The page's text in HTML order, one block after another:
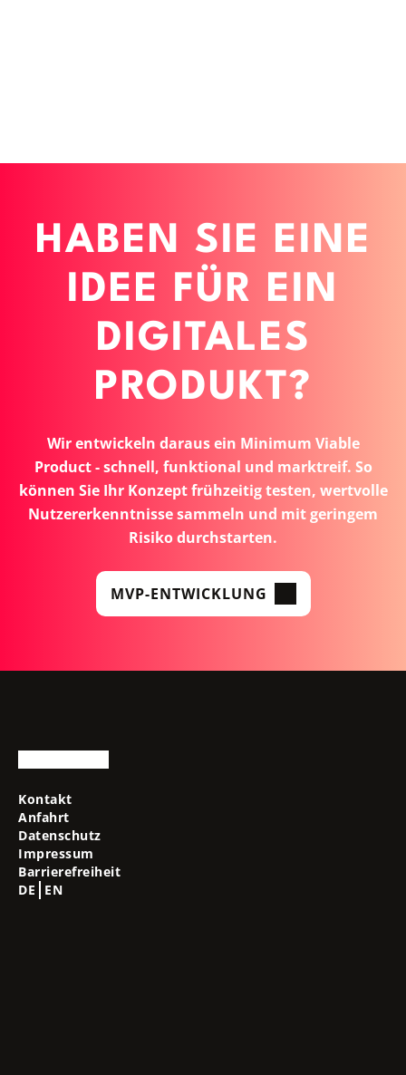
HABEN SIE EINE
IDEE FÜR EIN
DIGITALES
PRODUKT?
Wir entwickeln daraus ein Minimum Viable
Product - schnell, funktional und marktreif. So
können Sie Ihr Konzept frühzeitig testen, wertvolle
Nutzererkenntnisse sammeln und mit geringem
Risiko durchstarten.
MVP-ENTWICKLUNG
Kontakt
Anfahrt
Datenschutz
Impressum
Barrierefreiheit
DE
EN